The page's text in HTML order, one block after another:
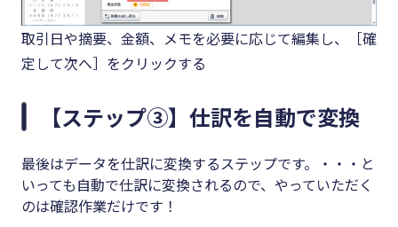
取引日や摘要、金額、メモを必要に応じて編集し、［確
定して次へ］をクリックする
【ステップ③】仕訳を自動で変換
最後はデータを仕訳に変換するステップです。・・・と
いっても自動で仕訳に変換されるので、やっていただく
のは確認作業だけです！